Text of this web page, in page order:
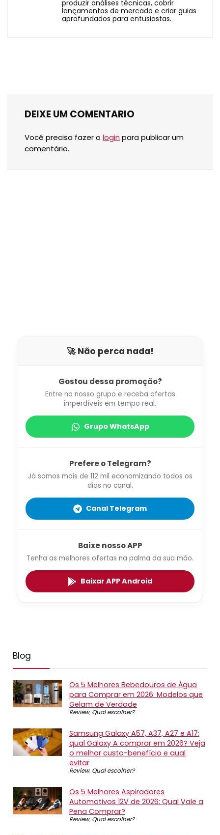
produzir análises técnicas, cobrir
lançamentos de mercado e criar guias
aprofundados para entusiastas.
DEIXE UM COMENTARIO
Você precisa fazer o login para publicar um
comentário.
🚀 Não perca nada!
Gostou dessa promoção?
Entre no nosso grupo e receba ofertas
imperdíveis em tempo real.
Grupo WhatsApp
Prefere o Telegram?
Já somos mais de 112 mil economizando todos os
dias no canal.
Canal Telegram
Baixe nosso APP
Tenha as melhores ofertas na palma da sua mão.
Baixar APP Android
Blog
Os 5 Melhores Bebedouros de Água
para Comprar em 2026: Modelos que
Gelam de Verdade
Review, Qual escolher?
Samsung Galaxy A57, A37, A27 e A17:
qual Galaxy A comprar em 2026? Veja
o melhor custo-benefício e qual
evitar
Review, Qual escolher?
Os 5 Melhores Aspiradores
Automotivos 12V de 2026: Qual Vale a
Pena Comprar?
Review, Qual escolher?